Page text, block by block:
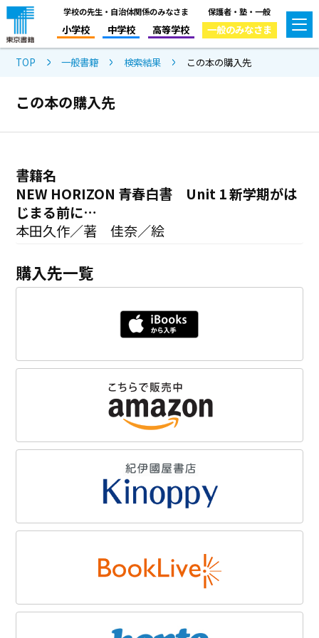
学校の先生・自治体関係のみなさま
小学校 中学校 高等学校
保護者・塾・一般
一般のみなさま
TOP 一般書籍 検索結果 この本の購入先
この本の購入先
書籍名
NEW HORIZON 青春白書 Unit 1 新学期がは
じまる前に…
本田久作／著 佳奈／絵
購入先一覧